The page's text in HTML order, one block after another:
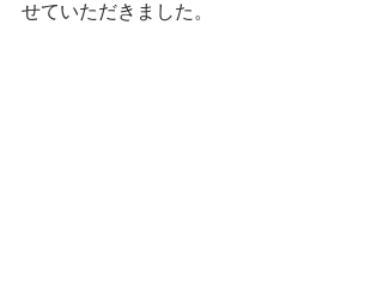
せていただきました。